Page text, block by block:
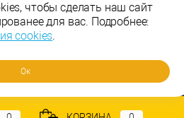
33 класс
Эггер
Таркетт
чтобы сделать наш сайт
для вас. Подробнее:
cookies.
Ок